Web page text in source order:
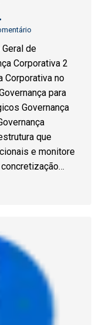
de
Corporativa 2
Corporativa no
para
Governança
que
e monitore